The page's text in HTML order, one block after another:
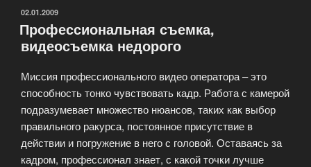
ОПУБЛИКОВАНО
02.01.2009
Профессиональная съемка,
видеосъемка недорого
Миссия профессионального видео оператора – это
способность тонко чувствовать кадр. Работа с камерой
подразумевает множество нюансов, таких как выбор
правильного ракурса, постоянное присутствие в
действии и погружение в него с головой. Оставаясь за
кадром, профессионал знает, с какой точки лучше